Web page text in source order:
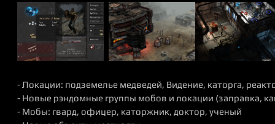
- Локации: подземелье медведей, Видение, каторга,
- Новые рэндомные группы мобов и локации (заправка,
- Мобы: гвард, офицер, каторжник, доктор, ученый